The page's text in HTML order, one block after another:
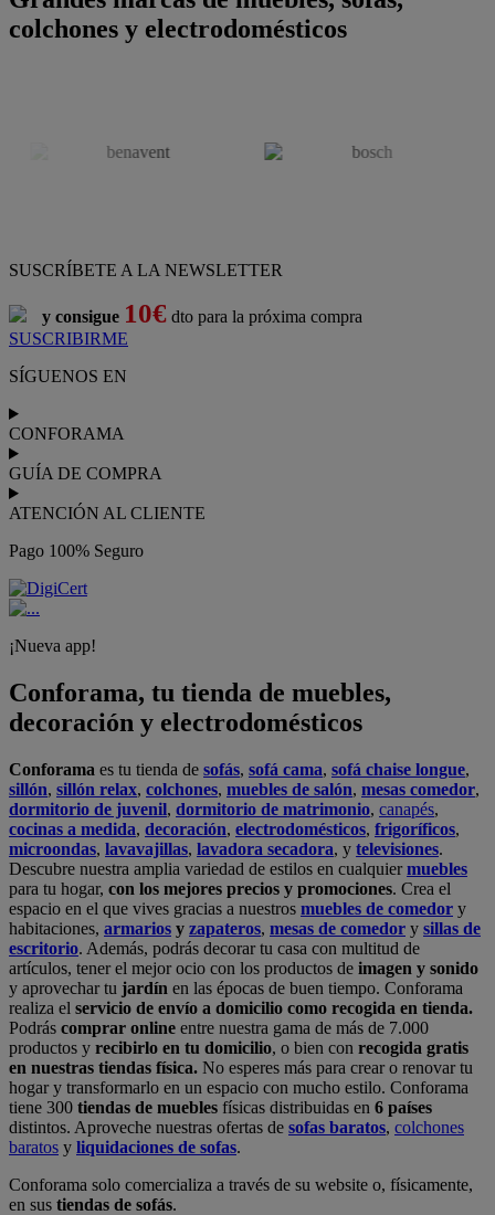
colchones y electrodomésticos
SUSCRÍBETE A LA NEWSLETTER
y consigue 10€ dto para la próxima compra
SUSCRIBIRME
SÍGUENOS EN
CONFORAMA
GUÍA DE COMPRA
ATENCIÓN AL CLIENTE
Pago 100% Seguro
¡Nueva app!
Conforama, tu tienda de muebles,
decoración y electrodomésticos
Conforama es tu tienda de sofás, sofá cama, sofá chaise longue,
sillón, sillón relax, colchones, muebles de salón, mesas comedor,
dormitorio de juvenil, dormitorio de matrimonio, canapés,
cocinas a medida, decoración, electrodomésticos, frigoríficos,
microondas, lavavajillas, lavadora secadora, y televisiones.
Descubre nuestra amplia variedad de estilos en cualquiermuebles
para tu hogar, con los mejores precios y promociones. Crea el
espacio en el que vives gracias a nuestros muebles de comedor y
habitaciones, armarios y zapateros, mesas de comedor y sillas de
escritorio. Además, podrás decorar tu casa con multitud de
artículos, tener el mejor ocio con los productos de imagen y sonido
y aprovechar tu jardín en las épocas de buen tiempo. Conforama
realiza el servicio de envío a domicilio como recogida en tienda.
Podrás comprar online entre nuestra gama de más de 7.000
productos y recibirlo en tu domicilio, o bien con recogida gratis
en nuestras tiendas física. No esperes más para crear o renovar tu
hogar y transformarlo en un espacio con mucho estilo. Conforama
tiene 300 tiendas de muebles físicas distribuidas en 6 países
distintos. Aproveche nuestras ofertas de sofas baratos, colchones
baratos y liquidaciones de sofas.
Conforama solo comercializa a través de su website o, físicamente,
en sus tiendas de sofás.